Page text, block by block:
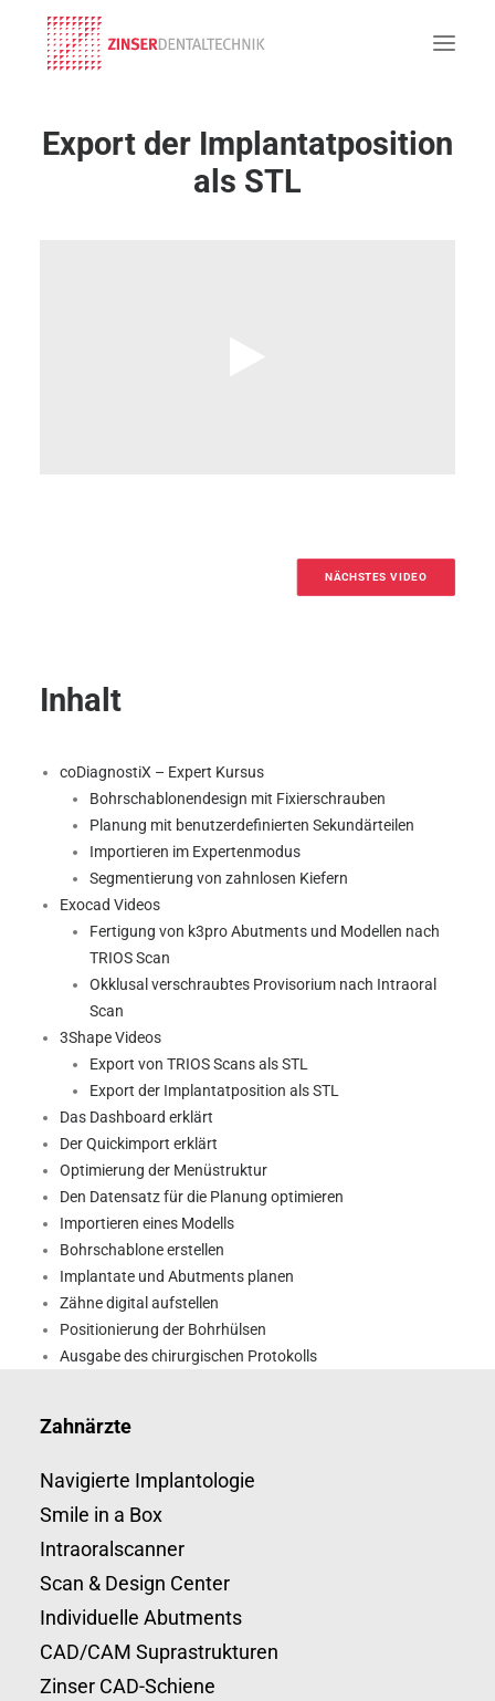
Export der Implantatposition
als STL
NÄCHSTES VIDEO
Inhalt
coDiagnostiX – Expert Kursus
Bohrschablonendesign mit Fixierschrauben
Planung mit benutzerdefinierten Sekundärteilen
Importieren im Expertenmodus
Segmentierung von zahnlosen Kiefern
Exocad Videos
Fertigung von k3pro Abutments und Modellen nach
TRIOS Scan
Okklusal verschraubtes Provisorium nach Intraoral
Scan
3Shape Videos
Export von TRIOS Scans als STL
Export der Implantatposition als STL
Das Dashboard erklärt
Der Quickimport erklärt
Optimierung der Menüstruktur
Den Datensatz für die Planung optimieren
Importieren eines Modells
Bohrschablone erstellen
Implantate und Abutments planen
Zähne digital aufstellen
Positionierung der Bohrhülsen
Ausgabe des chirurgischen Protokolls
Zahnärzte
Navigierte Implantologie
Smile in a Box
Intraoralscanner
Scan & Design Center
Individuelle Abutments
CAD/CAM Suprastrukturen
Zinser CAD-Schiene